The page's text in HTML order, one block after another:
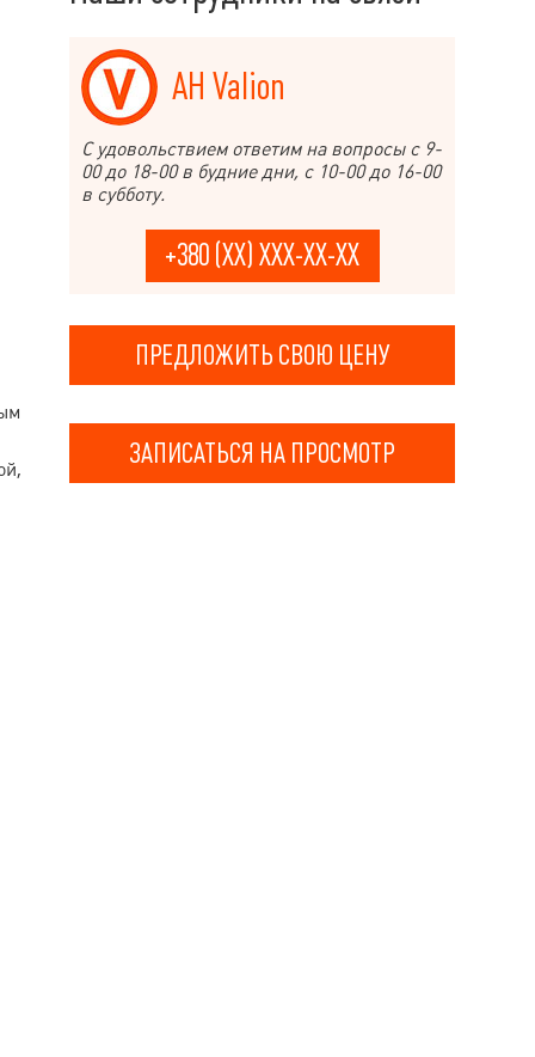
АН Valion
С удовольствием ответим на вопросы с 9-
00 до 18-00 в будние дни, с 10-00 до 16-00
в субботу.
+380 (XX) XXX-XX-XX
ПРЕДЛОЖИТЬ СВОЮ ЦЕНУ
ЗАПИСАТЬСЯ НА ПРОСМОТР